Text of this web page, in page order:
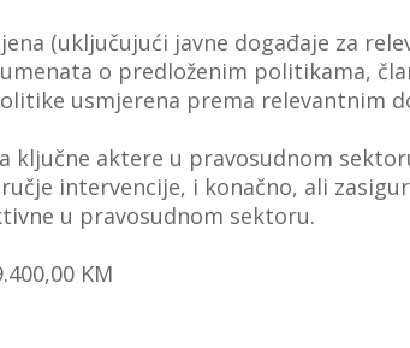
(uključujući javne događaje za
o predloženim politikama,
usmjerena prema relevantnim
ključne aktere u pravosudnom
intervencije, i konačno, ali
u pravosudnom sektoru.
KM